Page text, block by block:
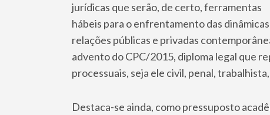
jurídicas que serão, de certo, ferramentas
hábeis para o enfrentamento das
relações públicas e privadas
advento do CPC/2015, diploma legal que
processuais, seja ele civil, penal,
Destaca-se ainda, como pressuposto